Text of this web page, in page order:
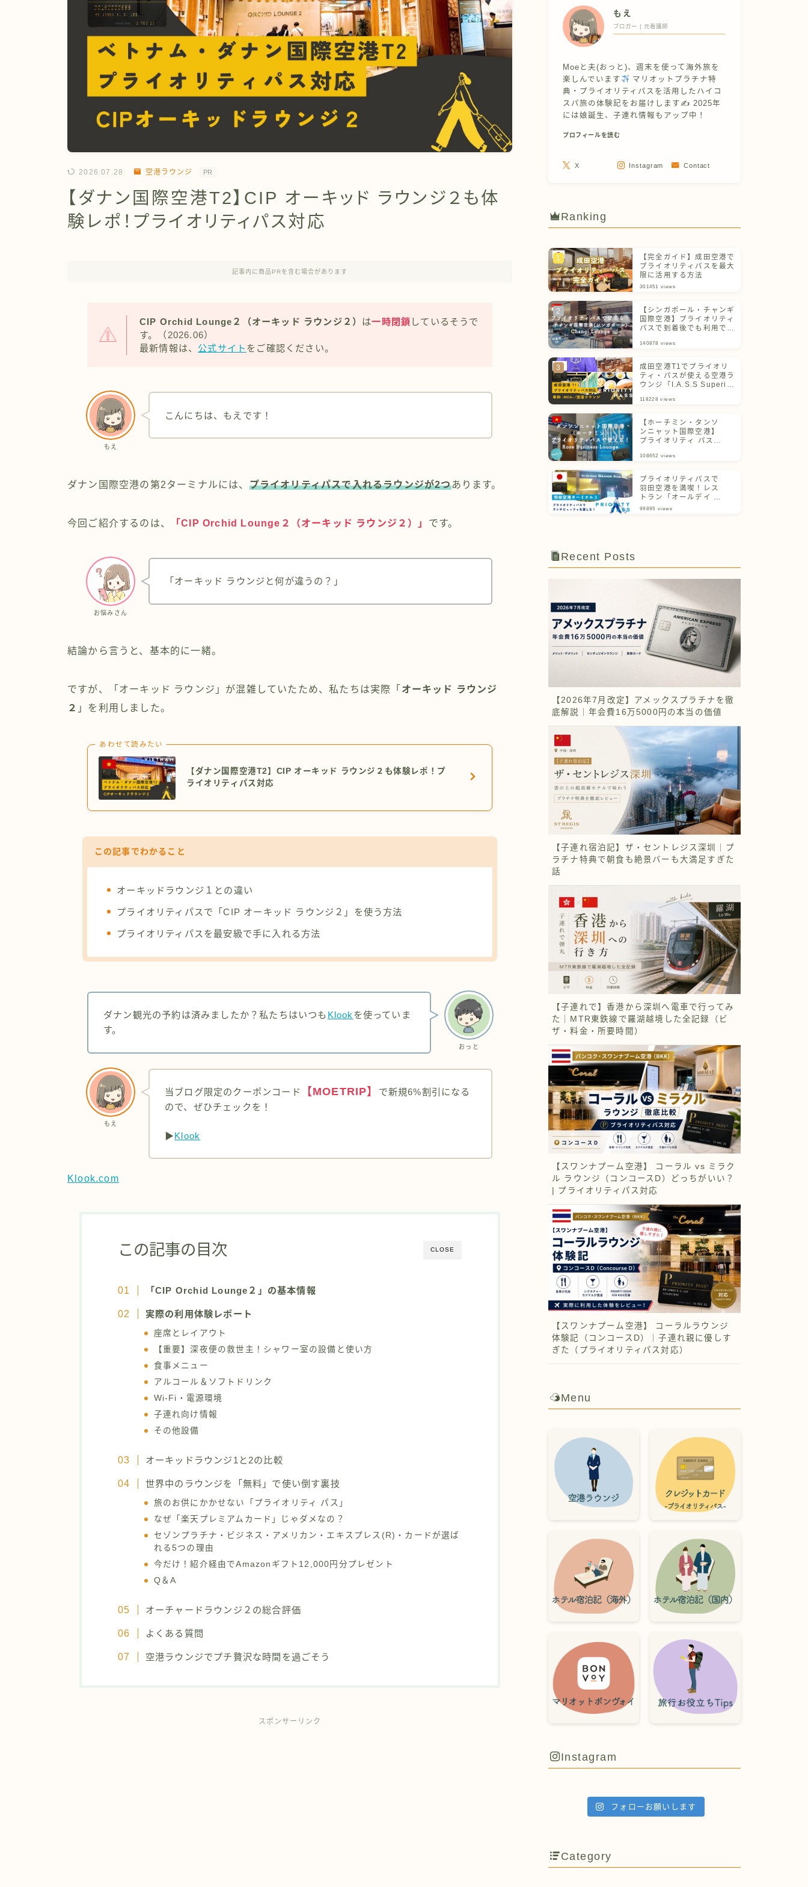
2026.07.28 空港ラウンジ PR
【ダナン国際空港T2】CIP オーキッド ラウンジ２も体
験レポ！プライオリティパス対応
記事内に商品PRを含む場合があります
CIP Orchid Lounge２（オーキッド ラウンジ２） は一時閉鎖 しているそうで
す。（2026.06）
最新情報は、 公式サイト をご確認ください。
もえ
こんにちは、もえです！
ダナン国際空港の第2ターミナルには、 プライオリティパスで入れるラウンジが2つあります。
今回ご紹介するのは、 「CIP Orchid Lounge２（オーキッド ラウンジ２）」 です。
お悩みさん
「オーキッド ラウンジと何が違うの？」
結論から言うと、基本的に一緒。
ですが、「オーキッド ラウンジ」が混雑していたため、私たちは実際「 オーキッド ラウンジ
２ 」を利用しました。
あわせて読みたい
【ダナン国際空港T2】CIP オーキッド ラウンジ２も体験レポ！プ
ライオリティパス対応
この記事でわかること
オーキッドラウンジ１との違い
プライオリティパスで「CIP オーキッド ラウンジ２」を使う方法
プライオリティパスを最安級で手に入れる方法
おっと
ダナン観光の予約は済みましたか？私たちはいつも Klook を使っていま
す。
もえ
当ブログ限定のクーポンコード 【MOETRIP】
で新規6%割引になる
ので、ぜひチェックを！
▶Klook
Klook.com
CLOSE
この記事の目次
「CIP Orchid Lounge２」の基本情報
実際の利用体験レポート
座席とレイアウト
【重要】深夜便の救世主！シャワー室の設備と使い方
食事メニュー
アルコール＆ソフトドリンク
Wi-Fi・電源環境
子連れ向け情報
その他設備
オーキッドラウンジ1と2の比較
世界中のラウンジを「無料」で使い倒す裏技
旅のお供にかかせない「プライオリティ パス」
なぜ「楽天プレミアムカード」じゃダメなの？
セゾンプラチナ・ビジネス・アメリカン・エキスプレス(R)・カードが選ば
れる5つの理由
今だけ！紹介経由でAmazonギフト12,000円分プレゼント
Q＆A
オーチャードラウンジ２の総合評価
よくある質問
空港ラウンジでプチ贅沢な時間を過ごそう
スポンサーリンク
もえ
ブロガー | 元看護師
Moeと夫(おっと)、週末を使って海外旅を
楽しんでいます
マリオットプラチナ特
典・プライオリティパスを活用したハイコ
スパ旅の体験記をお届けします✍ 2025年
には娘誕生、子連れ情報もアップ中！
プロフィールを読む
X Instagram Contact
Ranking
【完全ガイド】成田空港で
プライオリティパスを最大
限に活用する方法
301451 views
【シンガポール・チャンギ
国際空港】プライオリティ
パスで到着後でも利用でき
140878 views
成田空港T1でプライオリ
ティ・パスが使える空港ラ
ウンジ「I.A.S.S Superior
118228 views
【ホーチミン・タンソ
ンニャット国際空港】
プライオリティ パスで
ご紹介！
108652 views
プライオリティパスで
羽田空港を満喫！レス
トラン「オールデイ ダ
イニング グランドエー
99895 views
Recent Posts
【2026年7月改定】アメックスプラチナを徹
底解説｜年会費16万5000円の本当の価値
【子連れ宿泊記】ザ・セントレジス深圳｜プ
ラチナ特典で朝食も絶景バーも大満足すぎた
話
【子連れで】香港から深圳へ電車で行ってみ
た｜MTR東鉄線で羅湖越境した全記録（ビ
ザ・料金・所要時間）
【スワンナプーム空港】 コーラル vs ミラク
ル ラウンジ（コンコースD）どっちがいい？
| プライオリティパス対応
【スワンナプーム空港】 コーラルラウンジ
体験記（コンコースD）｜子連れ親に優しす
ぎた（プライオリティパス対応）
Menu
Instagram
フォローお願いします
Category